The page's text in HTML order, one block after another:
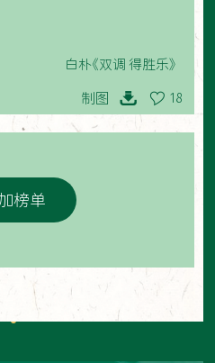
白朴《双调 得胜乐》
制图 18
榜单